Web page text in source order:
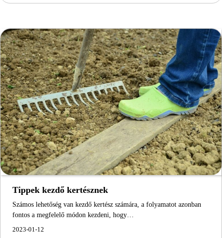
Tippek kezdő kertésznek
Számos lehetőség van kezdő kertész számára, a folyamatot azonban
fontos a megfelelő módon kezdeni, hogy…
2023-01-12